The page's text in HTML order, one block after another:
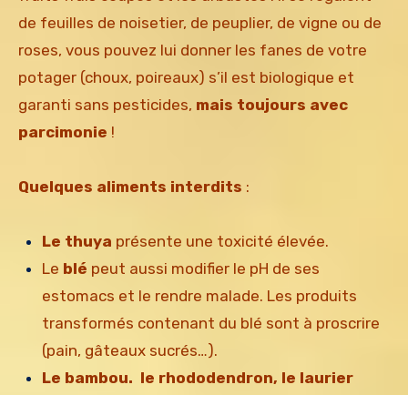
de feuilles de noisetier, de peuplier, de vigne ou de
roses, vous pouvez lui donner les fanes de votre
potager (choux, poireaux) s’il est biologique et
garanti sans pesticides, mais toujours avec
parcimonie !
Quelques aliments interdits :
Le thuya présente une toxicité élevée.
Le blé peut aussi modifier le pH de ses
estomacs et le rendre malade. Les produits
transformés contenant du blé sont à proscrire
(pain, gâteaux sucrés…).
Le bambou. le rhododendron, le laurier